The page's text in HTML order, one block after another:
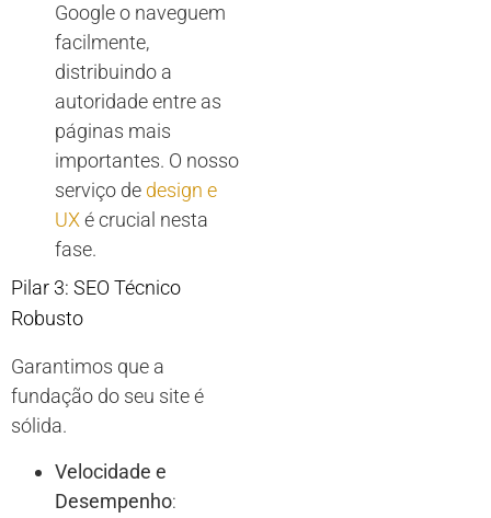
Google o naveguem
facilmente,
distribuindo a
autoridade entre as
páginas mais
importantes. O nosso
serviço de design e
UXé crucial nesta
fase.
Pilar 3: SEO Técnico
Robusto
Garantimos que a
fundação do seu site é
sólida.
Velocidade e
Desempenho: